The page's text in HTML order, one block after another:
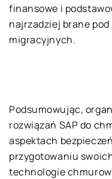
finansowe i
najrzadziej brane
migracyjnych.
Podsumowując,
rozwiązań SAP do
aspektach
przygotowaniu
technologie